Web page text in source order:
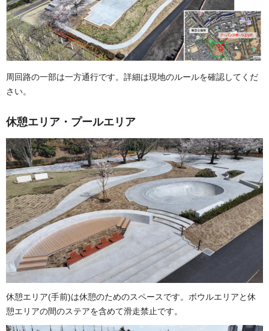
周回路の一部は一方通行です。詳細は現地のルールを確認してくだ
さい。
休憩エリア・プールエリア
休憩エリア(手前)は休憩のためのスペースです。ボウルエリアと休
憩エリアの間のステアを含めて滑走禁止です。